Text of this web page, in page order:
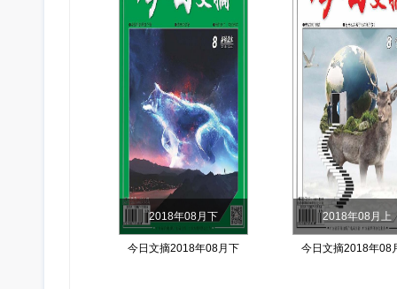
2018年08月下
今日文摘2018年08月下
2018年08月上
今日文摘2018年08